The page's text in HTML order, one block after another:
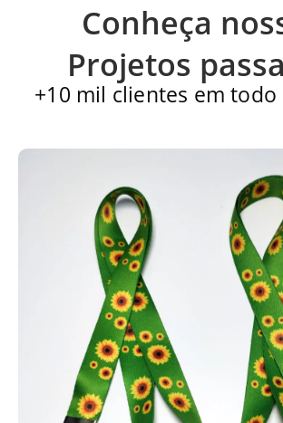
Carteirinha de Igreja
Cartão PVC
Impressão em alto padrão com
diferenciada
Sem quantidade mínima - peça
Criação de design grátis a partir de
Solicite uma amostra física do seu
Refabricação Garantida em caso de
Serviço de Cartões PVC em Porto
Acabamento Premium | Ligue Jácom
Conheça
Projetos
+10 mil clientes em